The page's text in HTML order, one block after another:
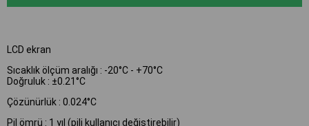
LCD ekran
Sıcaklık ölçüm aralığı : -20°C - +70°C
Doğruluk : ±0.21°C
Çözünürlük : 0.024°C
Pil ömrü : 1 yıl (pili kullanıcı değiştirebilir)